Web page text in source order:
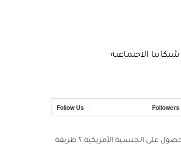
شبكاتنا الاجتماعية
Followers
Follow Us
على الجنسية الأمريكية ؟ طريقة